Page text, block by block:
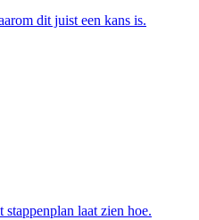
dit juist een kans is.
laat zien hoe.